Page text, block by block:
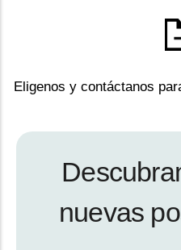
Eligenos y contáctanos
nuevas